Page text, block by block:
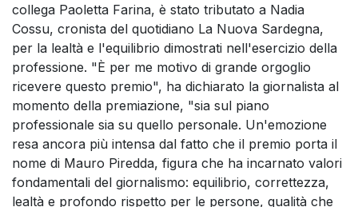
collega Paoletta Farina, è stato tributato a Nadia
Cossu, cronista del quotidiano La Nuova Sardegna,
per la lealtà e l'equilibrio dimostrati nell'esercizio della
professione. "È per me motivo di grande orgoglio
ricevere questo premio", ha dichiarato la giornalista al
momento della premiazione, "sia sul piano
professionale sia su quello personale. Un'emozione
resa ancora più intensa dal fatto che il premio porta il
nome di Mauro Piredda, figura che ha incarnato valori
fondamentali del giornalismo: equilibrio, correttezza,
lealtà e profondo rispetto per le persone, qualità che